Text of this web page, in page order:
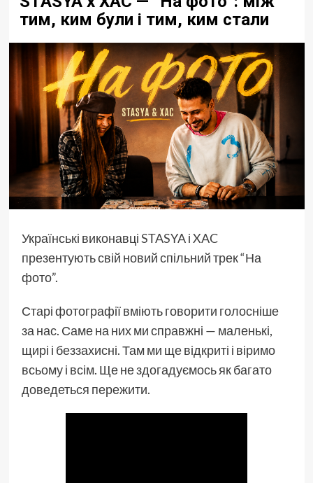
тим, ким були і тим, ким стали
Українські виконавціSTASYAіXAC
презентують свій новий спільний трек “На
фото”.
Старі фотографії вміють говорити голосніше
за нас. Саме на них ми справжні — маленькі,
щирі і беззахисні. Там ми ще відкриті і віримо
всьому і всім. Ще не здогадуємось як багато
доведеться пережити.